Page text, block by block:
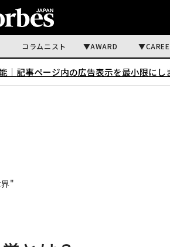
コラムニスト AWARD
｜ 記事ページ内の広告表示を最小限にし
"